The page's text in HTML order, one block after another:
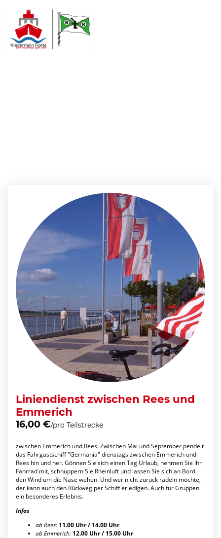
Liniendienst zwischen Rees und
Emmerich
16,00 €/pro Teilstrecke
zwischen Emmerich und Rees. Zwischen Mai und September pendelt
das Fahrgastschiff "Germania" dienstags zwischen Emmerich und
Rees hin und her. Gönnen Sie sich einen Tag Urlaub, nehmen Sie ihr
Fahrrad mit, schnuppern Sie Rheinluft und lassen Sie sich an Bord
den Wind um die Nase wehen. Und wer nicht zurück radeln möchte,
der kann auch den Rückweg per Schiff erledigen. Auch für Gruppen
ein besonderes Erlebnis.
Infos
ab Rees: 11.00 Uhr / 14.00 Uhr
ab Emmerich: 12.00 Uhr / 15.00 Uhr